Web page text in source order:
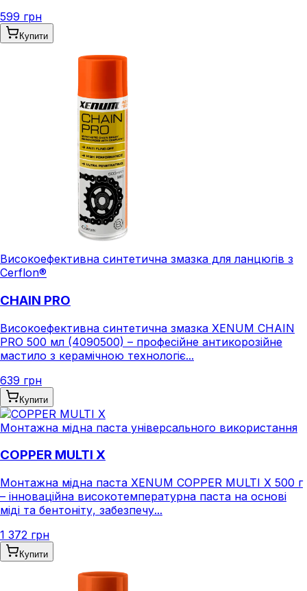
599 грн
Купити
Високоефективна синтетична змазка для ланцюгів з
Cerflon®
CHAIN PRO
Високоефективна синтетична змазка XENUM CHAIN
PRO 500 мл (4090500) – професійне антикорозійне
мастило з керамічною технологіє...
639 грн
Купити
Монтажна мідна паста універсального використання
COPPER MULTI X
Монтажна мідна паста XENUM COPPER MULTI X 500 г
– інноваційна високотемпературна паста на основі
міді та бентоніту, забезпечу...
1 372 грн
Купити